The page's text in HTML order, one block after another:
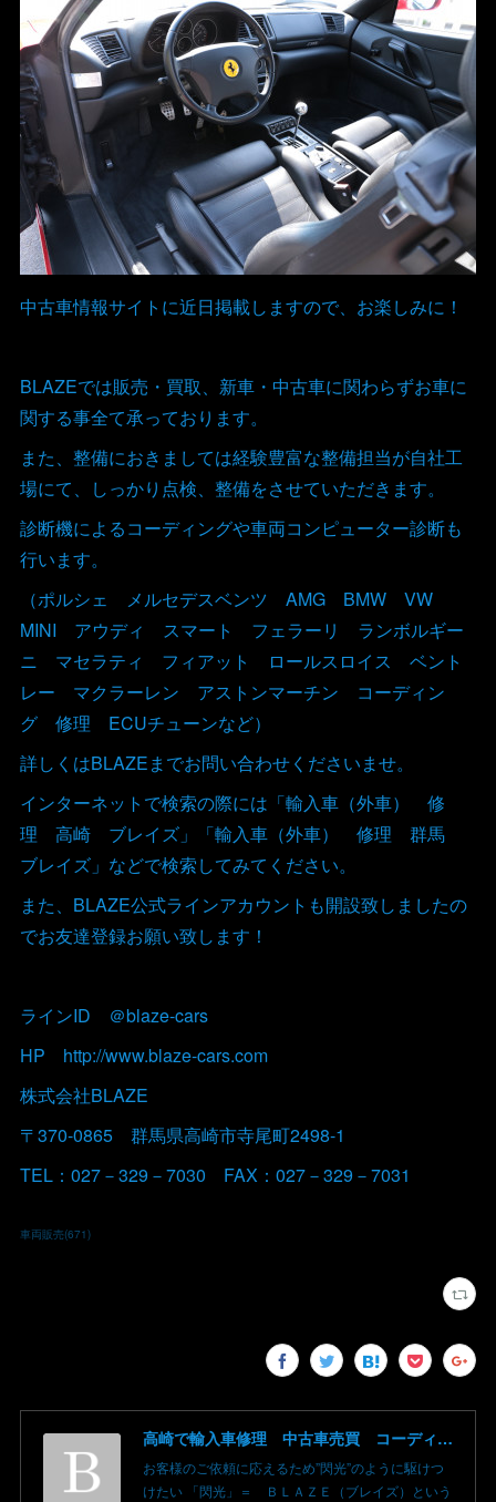
中古車情報サイトに近日掲載しますので、お楽しみに！
BLAZEでは販売・買取、新車・中古車に関わらずお車に
関する事全て承っております。
また、整備におきましては経験豊富な整備担当が自社工
場にて、しっかり点検、整備をさせていただきます。
診断機によるコーディングや車両コンピューター診断も
行います。
（ポルシェ メルセデスベンツ AMG BMW VW
MINI アウディ スマート フェラーリ ランボルギー
ニ マセラティ フィアット ロールスロイス ベント
レー マクラーレン アストンマーチン コーディン
グ 修理 ECUチューンなど）
詳しくはBLAZEまでお問い合わせくださいませ。
インターネットで検索の際には「輸入車（外車） 修
理 高崎 ブレイズ」「輸入車（外車） 修理 群馬
ブレイズ」などで検索してみてください。
また、BLAZE公式ラインアカウントも開設致しましたの
でお友達登録お願い致します！
ラインID ＠blaze-cars
HP http://www.blaze-cars.com
株式会社BLAZE
〒370-0865 群馬県高崎市寺尾町2498-1
TEL：027－329－7030 FAX：027－329－7031
車両販売(671)
高崎で輸入車修理 中古車売買 コーディングならBLAZE（ブレイズ）へ│BLAZE Total Car Support & Modify in Takasaki Gunma
お客様のご依頼に応えるため”閃光”のように駆けつ
けたい 「閃光」＝ ＢＬＡＺＥ（ブレイズ）という